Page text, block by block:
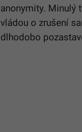
anonymity. Minulý
vládou o zrušení
dlhodobo